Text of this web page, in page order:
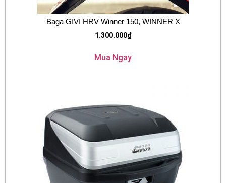
Baga GIVI HRV Winner 150, WINNER X
1.300.000₫
Mua Ngay